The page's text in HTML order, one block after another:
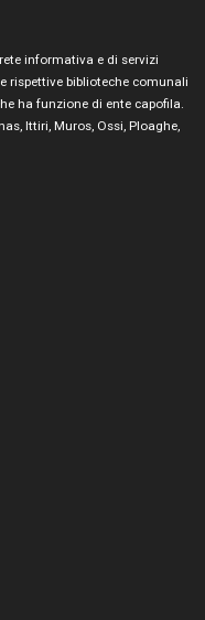
informativa e di servizi
rispettive biblioteche comunali
ha funzione di ente capofila.
Ittiri, Muros, Ossi, Ploaghe,